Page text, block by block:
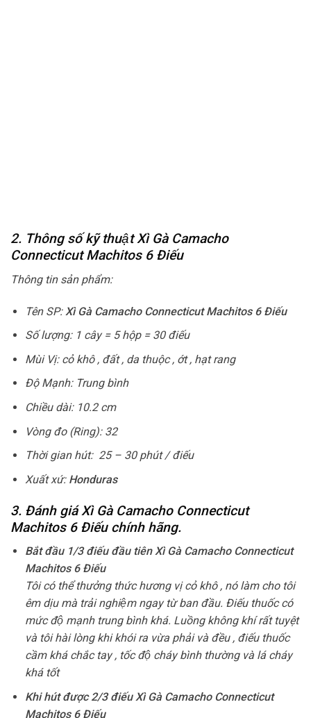
2. Thông số kỹ thuật Xì Gà Camacho
Connecticut Machitos 6 Điếu
Thông tin sản phẩm:
Tên SP: Xì Gà Camacho Connecticut Machitos 6 Điếu
Số lượng: 1 cây = 5 hộp = 30 điếu
Mùi Vị: cỏ khô , đất , da thuộc , ớt , hạt rang
Độ Mạnh: Trung bình
Chiều dài: 10.2 cm
Vòng đo (Ring): 32
Thời gian hút: 25 – 30 phút / điếu
Xuất xứ: Honduras
3. Đánh giá Xì Gà Camacho Connecticut
Machitos 6 Điếu chính hãng.
Bắt đầu 1/3 điếu đầu tiên Xì Gà Camacho Connecticut
Machitos 6 Điếu
Tôi có thể thưởng thức hương vị cỏ khô , nó làm cho tôi
êm dịu mà trải nghiệm ngay từ ban đầu. Điếu thuốc có
mức độ mạnh trung bình khá. Luồng không khí rất tuyệt
và tôi hài lòng khi khói ra vừa phải và đều , điếu thuốc
cầm khá chắc tay , tốc độ cháy bình thường và lá cháy
khá tốt
Khi hút được 2/3 điếu Xì Gà Camacho Connecticut
Machitos 6 Điếu